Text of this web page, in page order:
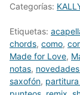
Categorías:
Etiquetas:
chords, como,
Made for Love,
notas,
saxofón,